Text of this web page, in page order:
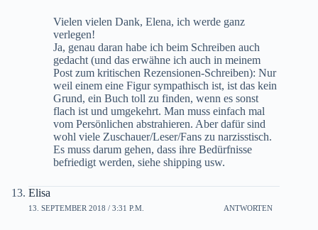
Vielen vielen Dank, Elena, ich werde ganz
verlegen!
Ja, genau daran habe ich beim Schreiben auch
gedacht (und das erwähne ich auch in meinem
Post zum kritischen Rezensionen-Schreiben): Nur
weil einem eine Figur sympathisch ist, ist das kein
Grund, ein Buch toll zu finden, wenn es sonst
flach ist und umgekehrt. Man muss einfach mal
vom Persönlichen abstrahieren. Aber dafür sind
wohl viele Zuschauer/Leser/Fans zu narzisstisch.
Es muss darum gehen, dass ihre Bedürfnisse
befriedigt werden, siehe shipping usw.
Elisa
13. SEPTEMBER 2018 / 3:31 P.M. ANTWORTEN